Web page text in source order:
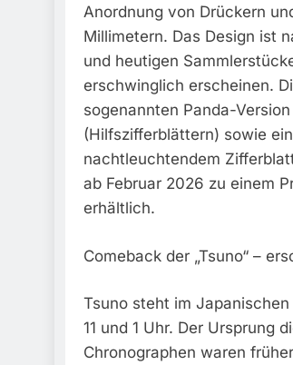
Anordnung von Drückern
Millimetern. Das Design ist
und heutigen
erschwinglich erscheinen.
sogenannten Panda-
(Hilfszifferblättern) sowie
nachtleuchtendem
ab Februar 2026 zu einem
erhältlich.
Comeback der „Tsuno“ –
Tsuno steht im
11 und 1 Uhr. Der Ursprung
Chronographen waren